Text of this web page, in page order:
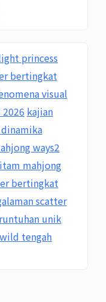
princess
bertingkat
visual
kajian
ways2
mahjong
bertingkat
scatter
unik
tengah